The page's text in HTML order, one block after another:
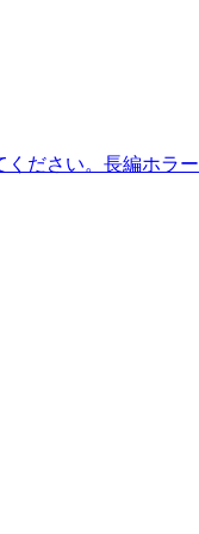
ださい。長編ホラ